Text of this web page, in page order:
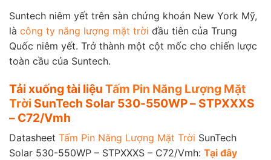
Suntech niêm yết trên sàn chứng khoán New York Mỹ,
là công ty năng lượng mặt trời đầu tiên của Trung
Quốc niêm yết. Trở thành một cột mốc cho chiến lược
toàn cầu của Suntech.
Tải xuống tài liệu Tấm Pin Năng Lượng Mặt
Trời SunTech Solar 530-550WP – STPXXXS
– C72/Vmh
Datasheet Tấm Pin Năng Lượng Mặt Trời SunTech
Solar 530-550WP – STPXXXS – C72/Vmh: Tại đây